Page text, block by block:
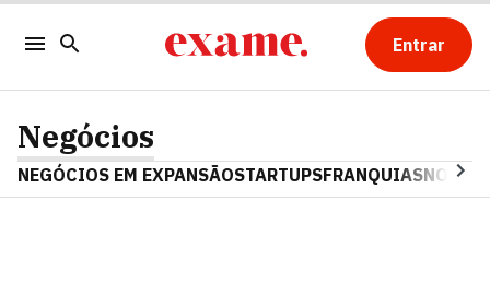
Entrar
Negócios
NEGÓCIOS EM EXPANSÃOSTARTUPSFRANQUIAS